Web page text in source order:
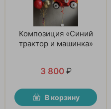
Композиция «Синий
трактор и машинка»
3 800 ₽
В корзину